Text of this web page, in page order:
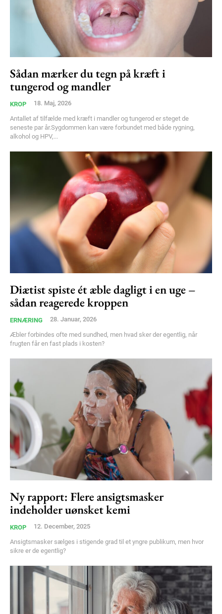
Subscription Plans
Free limited access
Gratis
Praesent euismod ac
Ut mollis pellentesque tortor
Nullam eu erat condimentum
Donec quis est ac felis
Orci varius natoque dolor
Member full access
100DKK / year
Etiam est nibh, lobortis sit
Praesent euismod ac
Ut mollis pellentesque tortor
Nullam eu erat condimentum
Donec quis est ac felis
Orci varius natoque dolor
YEARLY PRICING MONTHLY PRICING
Sådan mærker du tegn på kræft i
tungerod og mandler
KROP 18. Maj, 2026
Antallet af tilfælde med kræft i mandler og tungerod er steget de
seneste par år.Sygdommen kan være forbundet med både rygning,
alkohol og HPV,...
Diætist spiste ét æble dagligt i en uge –
sådan reagerede kroppen
ERNÆRING 28. Januar, 2026
Æbler forbindes ofte med sundhed, men hvad sker der egentlig, når
frugten får en fast plads i kosten?
Ny rapport: Flere ansigtsmasker
indeholder uønsket kemi
KROP 12. December, 2025
Ansigtsmasker sælges i stigende grad til et yngre publikum, men hvor
sikre er de egentlig?